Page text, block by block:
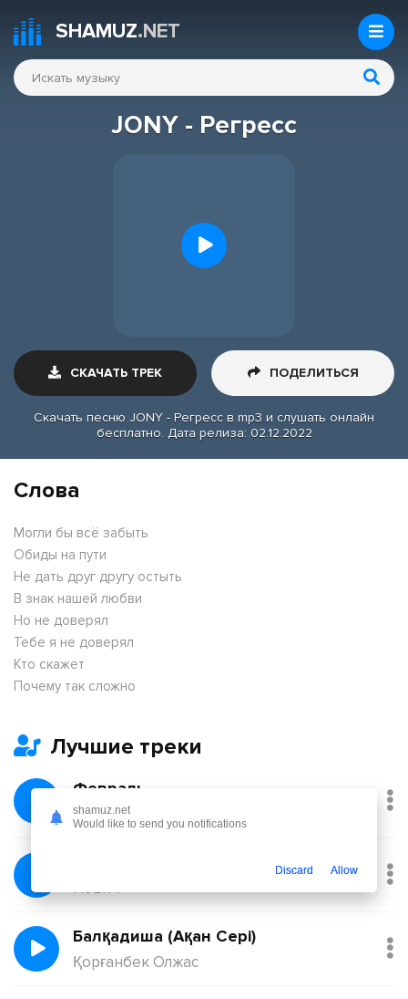
SHAMUZ.NET
JONY - Регресс
СКАЧАТЬ ТРЕК ПОДЕЛИТЬСЯ
Скачать песню JONY - Регресс в mp3 и слушать онлайн
бесплатно. Дата релиза: 02.12.2022
Слова
Могли бы всё забыть
Обиды на пути
Не дать друг другу остыть
В знак нашей любви
Но не доверял
Тебе я не доверял
Кто скажет
Почему так сложно
Лучшие треки
Февраль
Никита Киоссе, Фейгин
Йович
Балқадиша (Ақан Сері)
Қорғанбек Олжас
shamuz.net
Would like to send you notifications
Discard Allow